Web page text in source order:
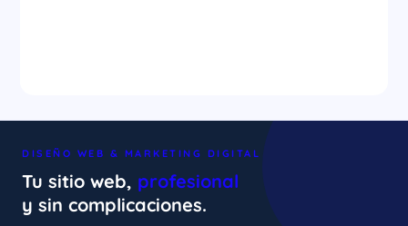
DISEÑO WEB & MARKETING DIGITAL
Tu sitio web, profesional
y sin complicaciones.